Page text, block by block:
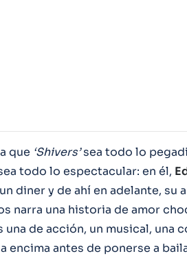
que ‘Shivers’sea todo lo
todo lo espectacular: en él,
diner y de ahí en adelante, su
narra una historia de amor
una de acción, un musical, una
encima antes de ponerse a